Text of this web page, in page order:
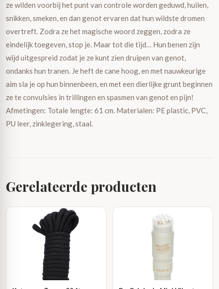
ze wilden voorbij het punt van controle worden geduwd, huilen,
snikken, smeken, en dan genot ervaren dat hun wildste dromen
overtreft. Zodra ze het magische woord zeggen, zodra ze
eindelijk toegeven, stop je. Maar tot die tijd… Hun benen zijn
wijd uitgespreid zodat je ze kunt zien druipen van genot,
ondanks hun tranen. Je heft de cane hoog, en met nauwkeurige
aim sla je op hun binnenbeen, en met een dierlijke grunt beginnen
ze te convulsies in trillingen en spasmen van genot en pijn!
Afmetingen: Totale lengte: 61 cm. Materialen: PE plastic, PVC,
PU leer, zinklegering, staal.
Gerelateerde producten